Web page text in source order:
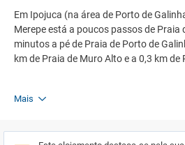
Em Ipojuca (na área de Porto de
Merepe está a poucos passos de Praia
minutos a pé de Praia de Porto de
km de Praia de Muro Alto e a 0,3 km de
Mais